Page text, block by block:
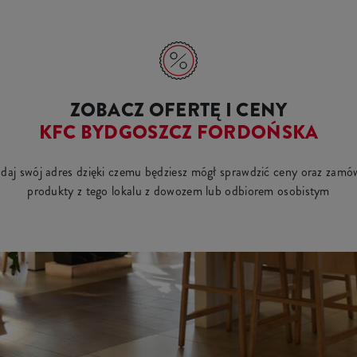
ZOBACZ OFERTĘ I CENY
KFC BYDGOSZCZ FORDOŃSKA
swój adres dzięki czemu będziesz mógł sprawdzić ceny oraz
produkty z tego lokalu z dowozem lub odbiorem osobistym